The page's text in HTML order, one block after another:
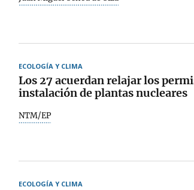
ECOLOGÍA Y CLIMA
Los 27 acuerdan relajar los
instalación de plantas nucleares
NTM/EP
ECOLOGÍA Y CLIMA